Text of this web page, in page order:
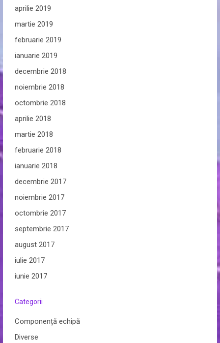
aprilie 2019
martie 2019
februarie 2019
ianuarie 2019
decembrie 2018
noiembrie 2018
octombrie 2018
aprilie 2018
martie 2018
februarie 2018
ianuarie 2018
decembrie 2017
noiembrie 2017
octombrie 2017
septembrie 2017
august 2017
iulie 2017
iunie 2017
Categorii
Componență echipă
Diverse